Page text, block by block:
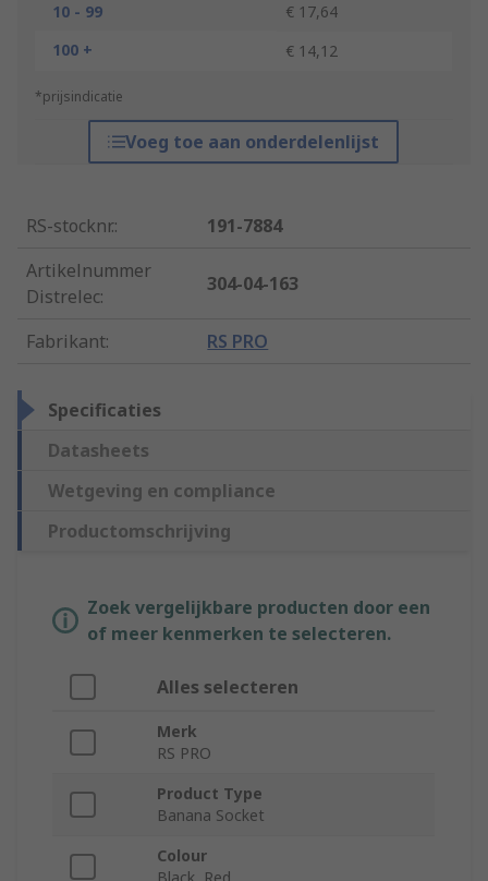
10 - 99
€ 17,64
100 +
€ 14,12
*prijsindicatie
Voeg toe aan onderdelenlijst
RS-stocknr.:
191-7884
Artikelnummer
Distrelec:
304-04-163
Fabrikant: RS PRO
Specificaties
Datasheets
Wetgeving en compliance
Productomschrijving
Zoek vergelijkbare producten door een
of meer kenmerken te selecteren.
Alles selecteren
Merk
RS PRO
Product Type
Banana Socket
Colour